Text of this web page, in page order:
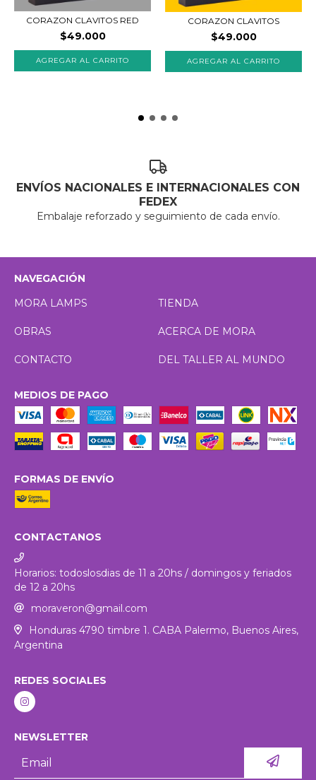
CORAZON CLAVITOS RED
$49.000
AGREGAR AL CARRITO
CORAZON CLAVITOS
$49.000
AGREGAR AL CARRITO
ENVÍOS NACIONALES E INTERNACIONALES CON
FEDEX
Embalaje reforzado y seguimiento de cada envío.
NAVEGACIÓN
MORA LAMPS
TIENDA
OBRAS ACERCA DE MORA
CONTACTO DEL TALLER AL MUNDO
MEDIOS DE PAGO
FORMAS DE ENVÍO
CONTACTANOS
Horarios: todoslosdias de 11 a 20hs / domingos y feriados
de 12 a 20hs
moraveron@gmail.com
Honduras 4790 timbre 1. CABA Palermo, Buenos Aires,
Argentina
REDES SOCIALES
NEWSLETTER